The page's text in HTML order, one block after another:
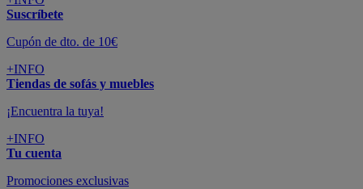
Suscríbete
Cupón de dto. de 10€
+INFO
Tiendas de sofás y muebles
¡Encuentra la tuya!
+INFO
Tu cuenta
Promociones exclusivas